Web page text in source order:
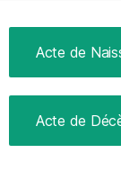
Acte de
Acte de